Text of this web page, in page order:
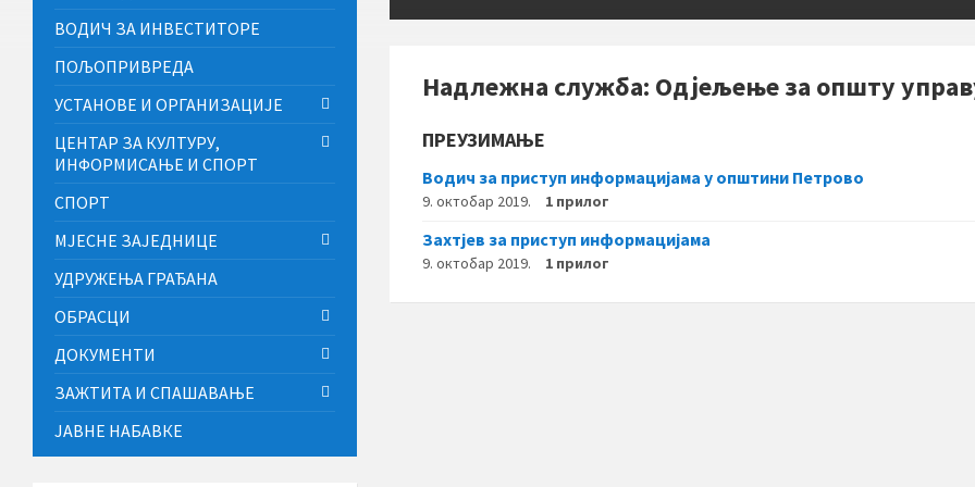
Надлежна служба: Одјељење за општу
ПРЕУЗИМАЊЕ
Водич за приступ информацијама у општини Петрово
9. октобар 2019. 1 прилог
Захтјев за приступ информацијама
9. октобар 2019. 1 прилог
ВОДИЧ ЗА ИНВЕСТИТОРЕ
ПОЉОПРИВРЕДА
УСТАНОВЕ И ОРГАНИЗАЦИЈЕ
ЦЕНТАР ЗА КУЛТУРУ,
ИНФОРМИСАЊЕ И СПОРТ
СПОРТ
МЈЕСНЕ ЗАЈЕДНИЦЕ
УДРУЖЕЊА ГРАЂАНА
ОБРАСЦИ
ДОКУМЕНТИ
ЗАЖТИТА И СПАШАВАЊЕ
ЈАВНЕ НАБАВКЕ